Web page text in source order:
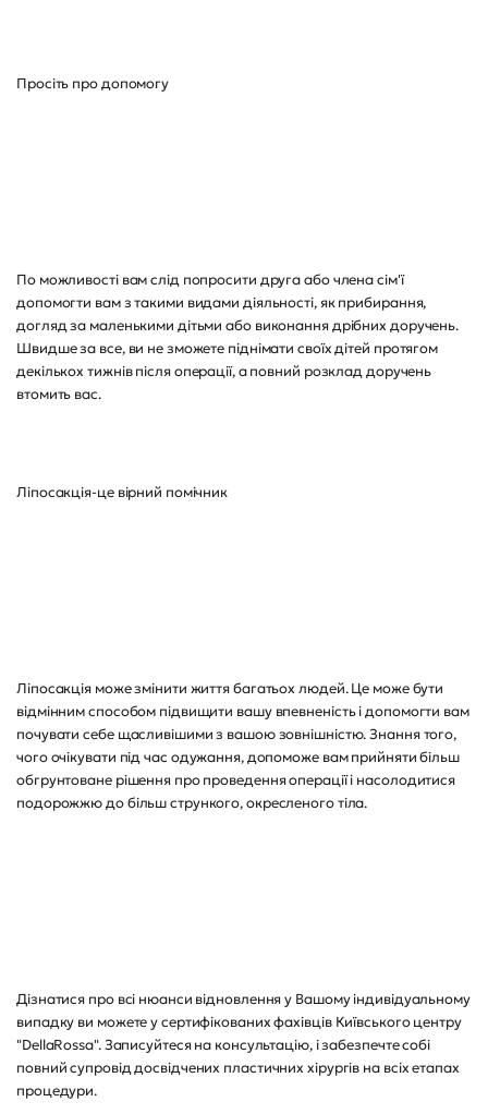
Просіть про допомогу
По можливості вам слід попросити друга або члена сім'ї
допомогти вам з такими видами діяльності, як прибирання,
догляд за маленькими дітьми або виконання дрібних доручень.
Швидше за все, ви не зможете піднімати своїх дітей протягом
декількох тижнів після операції, а повний розклад доручень
втомить вас.
Ліпосакція-це вірний помічник
Ліпосакція може змінити життя багатьох людей. Це може бути
відмінним способом підвищити вашу впевненість і допомогти вам
почувати себе щасливішими з вашою зовнішністю. Знання того,
чого очікувати під час одужання, допоможе вам прийняти більш
обгрунтоване рішення про проведення операції і насолодитися
подорожжю до більш стрункого, окресленого тіла.
Дізнатися про всі нюанси відновлення у Вашому індивідуальному
випадку ви можете у сертифікованих фахівців Київського центру
"DellaRossa". Записуйтеся на консультацію, і забезпечте собі
повний супровід досвідчених пластичних хірургів на всіх етапах
процедури.